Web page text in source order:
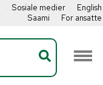
Sosiale medier
English
Saami
For ansatte